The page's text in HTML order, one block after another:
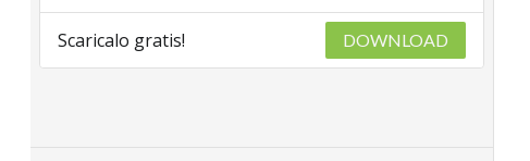
Scaricalo gratis! DOWNLOAD